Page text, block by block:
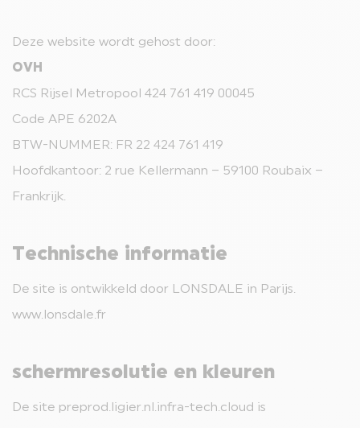
Deze website wordt gehost door:
OVH
RCS Rijsel Metropool 424 761 419 00045
Code APE 6202A
BTW-NUMMER: FR 22 424 761 419
Hoofdkantoor: 2 rue Kellermann – 59100 Roubaix –
Frankrijk.
Technische informatie
De site is ontwikkeld door LONSDALE in Parijs.
www.lonsdale.fr
schermresolutie en kleuren
De site preprod.ligier.nl.infra-tech.cloud is